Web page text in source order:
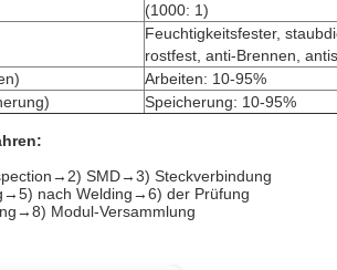
(1000: 1)
Feuchtigkeitsfester,
rostfest, anti-Brennen,
Arbeiten: 10-95%
Speicherung: 10-95%
SMD→3) Steckverbindung
nach Welding→6) der Prüfung
Modul-Versammlung